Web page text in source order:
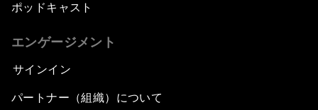
ポッドキャスト
エンゲージメント
サインイン
パートナー（組織）について